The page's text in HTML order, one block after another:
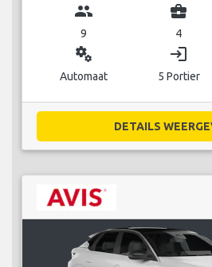
group
9
business_center
4
miscellaneous_services
Automaat
login
5 Portier
DETAILS